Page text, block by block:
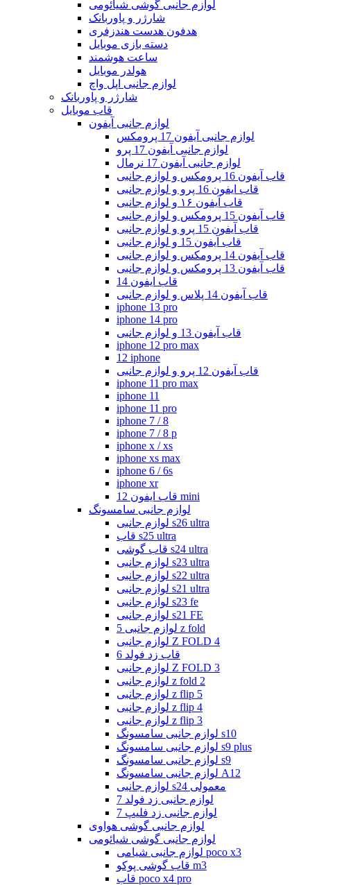
لوازم جانبی گوشی شیائومی
شارژر و پاوربانک
هدفون هدست هندزفری
دسته بازی موبایل
ساعت هوشمند
هولدر موبایل
لوازم جانبی اپل واچ
شارژر و پاوربانک
قاب موبایل
لوازم جانبی آیفون
لوازم جانبی آیفون 17 پرومکس
لوازم جانبی آیفون 17 پرو
لوازم جانبی آیفون 17 نرمال
قاب آیفون 16 پرومکس و لوازم جانبی
قاب ایفون 16 پرو و لوازم جانبی
قاب آیفون ۱۶ و لوازم جانبی
قاب آیفون 15 پرومکس و لوازم جانبی
قاب آیفون 15 پرو و لوازم جانبی
قاب آیفون 15 و لوازم جانبی
قاب آیفون 14 پرومکس و لوازم جانبی
قاب آیفون 13 پرومکس و لوازم جانبی
قاب ایفون 14
قاب آیفون 14 پلاس و لوازم جانبی
iphone 13 pro
iphone 14 pro
قاب آیفون 13 و لوازم جانبی
iphone 12 pro max
12 iphone
قاب آیفون 12 پرو و لوازم جانبی
iphone 11 pro max
iphone 11
iphone 11 pro
iphone 7 / 8
iphone 7 / 8 p
iphone x / xs
iphone xs max
iphone 6 / 6s
iphone xr
قاب ایفون 12 mini
لوازم جانبی سامسونگ
لوازم جانبی s26 ultra
قاب s25 ultra
قاب گوشی s24 ultra
لوازم جانبی s23 ultra
لوازم جانبی s22 ultra
لوازم جانبی s21 ultra
لوازم جانبی s23 fe
لوازم جانبی s21 FE
لوازم جانبی 5 z fold
لوازم جانبی Z FOLD 4
قاب زد فولد 6
لوازم جانبی Z FOLD 3
لوازم جانبی z fold 2
لوازم جانبی z flip 5
لوازم جانبی z flip 4
لوازم جانبی z flip 3
لوازم جانبی سامسونگ s10
لوازم جانبی سامسونگ s9 plus
لوازم جانبی سامسونگ s9
لوازم جانبی سامسونگ A12
لوازم جانبی s24 معمولی
لوازم جانبی زد فولد 7
لوازم جانبی زد فلیپ 7
لوازم جانبی گوشی هواوی
لوازم جانبی گوشی شیائومی
لوازم جانبی شیامی poco x3
قاب گوشی پوکو m3
قاب poco x4 pro